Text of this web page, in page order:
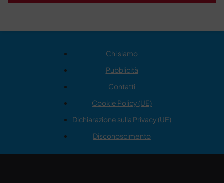
Chi siamo
Pubblicità
Contatti
Cookie Policy (UE)
Dichiarazione sulla Privacy (UE)
Disconoscimento